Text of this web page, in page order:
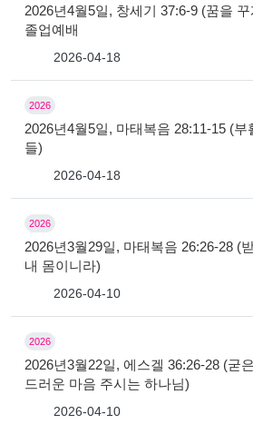
2026년4월5일, 창세기 37:6-9 (꿈을
졸업예배
2026-04-18
2026
2026년4월5일, 마태복음 28:11-15 (
들)
2026-04-18
2026
2026년3월29일, 마태복음 26:26-28 (
내 몸이니라)
2026-04-10
2026
2026년3월22일, 에스겔 36:26-28 (굳
드러운 마음 주시는 하나님)
2026-04-10